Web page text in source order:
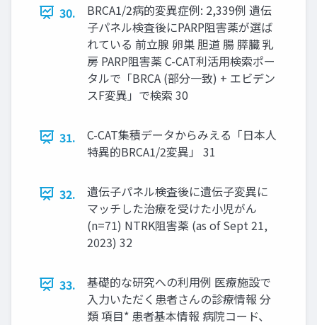
30.
BRCA1/2病的変異症例: 2,339例 遺伝
子パネル検査後にPARP阻害薬が選ば
れている 前立腺 卵巣 胆道 腸 膵臓 乳
房 PARP阻害薬 C-CAT利活用検索ポー
タルで「BRCA (部分一致) + エビデン
スF変異」で検索 30
31.
C-CAT集積データからみえる「日本人
特異的BRCA1/2変異」 31
32.
遺伝子パネル検査後に遺伝子変異に
マッチした治療を受けた小児がん
(n=71) NTRK阻害薬 (as of Sept 21,
2023) 32
33.
基礎的な研究への利用例 医療施設で
入力いただく患者さんの診療情報 分
類 項目* 患者基本情報 病院コード、